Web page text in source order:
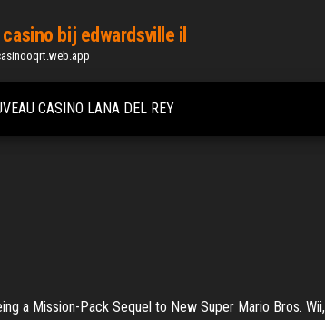
bij edwardsville il
CASINO LANA DEL REY
a Mission-Pack Sequel to New Super Mario Bros.